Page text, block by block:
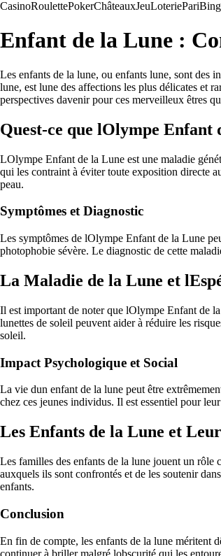
CasinoRoulettePokerChâteauxJeuLoteriePari
Enfant de la Lune :
Les enfants de la lune, ou enfants lune, sont des
lune, est lune des affections les plus délicates et
perspectives davenir pour ces merveilleux êtres
Quest-ce que lOlympe Enfant
LOlympe Enfant de la Lune est une maladie
qui les contraint à éviter toute exposition directe
peau.
Symptômes et Diagnostic
Les symptômes de lOlympe Enfant de la Lune
photophobie sévère. Le diagnostic de cette
La Maladie de la Lune et
Il est important de noter que lOlympe Enfant de
lunettes de soleil peuvent aider à réduire les
soleil.
Impact Psychologique et Social
La vie dun enfant de la lune peut être
chez ces jeunes individus. Il est essentiel pour
Les Enfants de la Lune et
Les familles des enfants de la lune jouent un rôle
auxquels ils sont confrontés et de les soutenir
enfants.
Conclusion
En fin de compte, les enfants de la lune méritent
continuer à briller malgré lobscurité qui les